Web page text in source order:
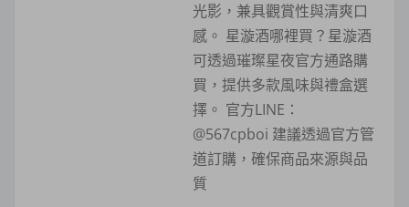
光影，兼具觀賞性與清爽口
感。 星漩酒哪裡買？星漩酒
可透過璀璨星夜官方通路購
買，提供多款風味與禮盒選
擇。 官方LINE：
@567cpboi 建議透過官方管
道訂購，確保商品來源與品
質